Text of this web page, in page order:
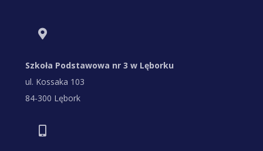
Szkoła Podstawowa nr 3 w Lęborku
ul. Kossaka 103
84-300 Lębork